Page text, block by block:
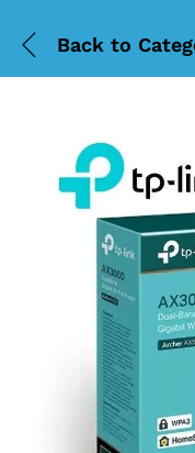
Back to